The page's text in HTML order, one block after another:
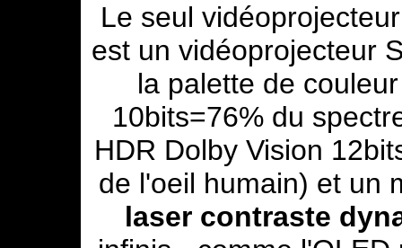
Le seul
est un vidéoprojecteur
la palette de
10bits=76% du
HDR Dolby Vision
de l'oeil humain) et un
laser contraste